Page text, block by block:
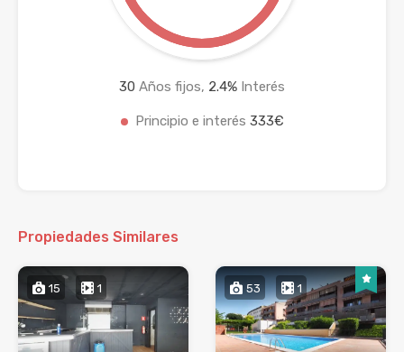
30 Años fijos, 2.4% Interés
Principio e interés 333€
Propiedades Similares
15 1 53 1